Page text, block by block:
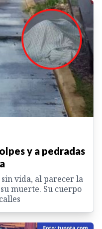
y a pedradas
vida, al parecer la
muerte. Su cuerpo